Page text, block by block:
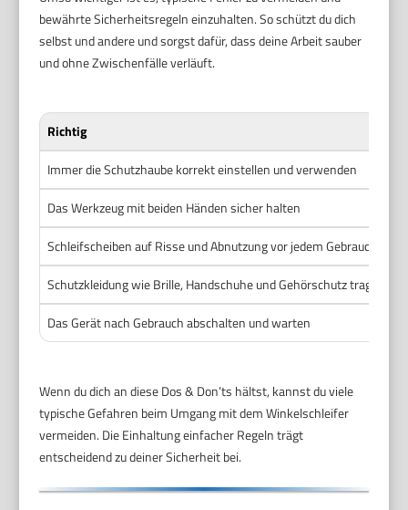
bewährte Sicherheitsregeln einzuhalten. So schützt du dich
selbst und andere und sorgst dafür, dass deine Arbeit sauber
und ohne Zwischenfälle verläuft.
Richtig
Immer die Schutzhaube korrekt einstellen und verwenden
Das Werkzeug mit beiden Händen sicher halten
Schleifscheiben auf Risse und Abnutzung vor jedem Gebrauch
Schutzkleidung wie Brille, Handschuhe und Gehörschutz tragen
Das Gerät nach Gebrauch abschalten und warten
Wenn du dich an diese Dos & Don’ts hältst, kannst du viele
typische Gefahren beim Umgang mit dem Winkelschleifer
vermeiden. Die Einhaltung einfacher Regeln trägt
entscheidend zu deiner Sicherheit bei.